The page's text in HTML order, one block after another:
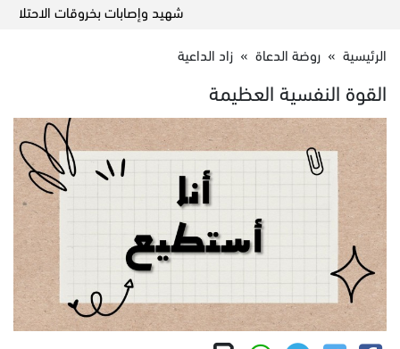
شهيد وإصابات بخروقات الاحتلال
الرئيسية » روضة الدعاة » زاد الداعية
القوة النفسية العظيمة